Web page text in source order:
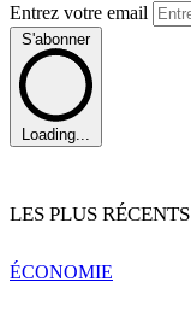
Entrez votre email
S'abonner
Loading...
LES PLUS RÉCENTS
ÉCONOMIE